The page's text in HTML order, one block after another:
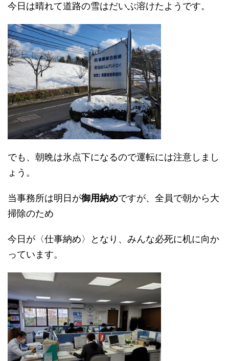
今日は晴れて道路の雪はだいぶ溶けたようです。
でも、朝晩は氷点下になるので運転には注意しまし
ょう。
当事務所は明日が御用納めですが、全員で朝から大
掃除のため
今日が〈仕事納め〉となり、みんな必死に机に向か
っています。